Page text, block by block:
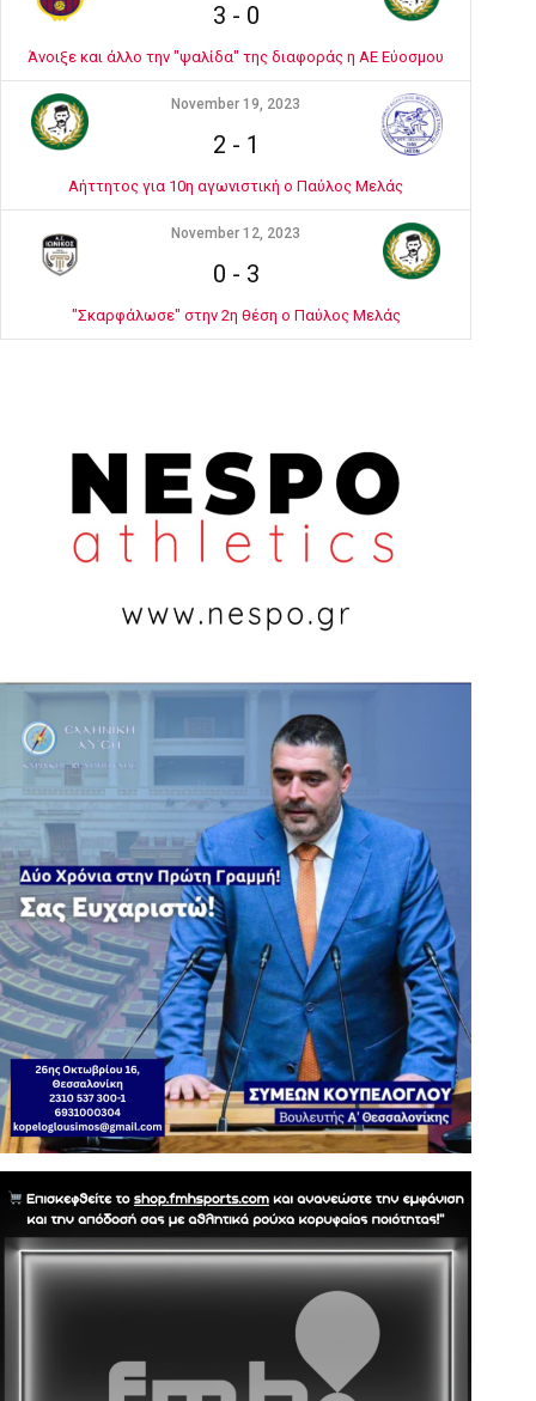
3 - 0
Άνοιξε και άλλο την "ψαλίδα" της διαφοράς η ΑΕ Εύοσμου
November 19, 2023
2 - 1
Αήττητος για 10η αγωνιστική ο Παύλος Μελάς
November 12, 2023
0 - 3
"Σκαρφάλωσε" στην 2η θέση ο Παύλος Μελάς